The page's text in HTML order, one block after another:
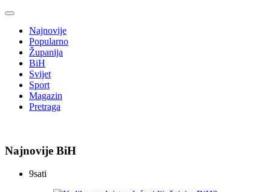
Najnovije
Popularno
Županija
BiH
Svijet
Sport
Magazin
Pretraga
Najnovije BiH
9sati